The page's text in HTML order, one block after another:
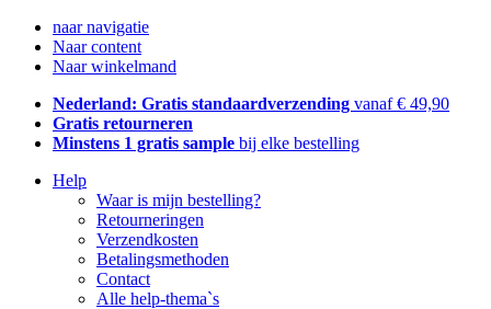
naar navigatie
Naar content
Naar winkelmand
Nederland: Gratis standaardverzending vanaf € 49,90
Gratis retourneren
Minstens 1 gratis sample bij elke bestelling
Help
Waar is mijn bestelling?
Retourneringen
Verzendkosten
Betalingsmethoden
Contact
Alle help-thema`s